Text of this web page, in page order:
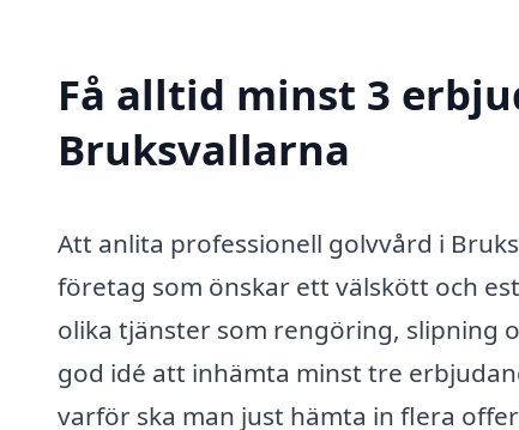
Få alltid minst 3
Bruksvallarna
Att anlita professionell golvvård i
företag som önskar ett välskött och
olika tjänster som rengöring, slipning
god idé att inhämta minst tre
varför ska man just hämta in flera